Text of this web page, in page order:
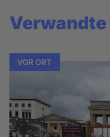
VOR ORT